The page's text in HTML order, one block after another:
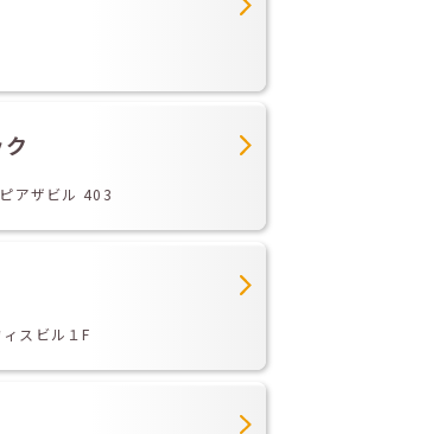
アザビル 403
スビル１F